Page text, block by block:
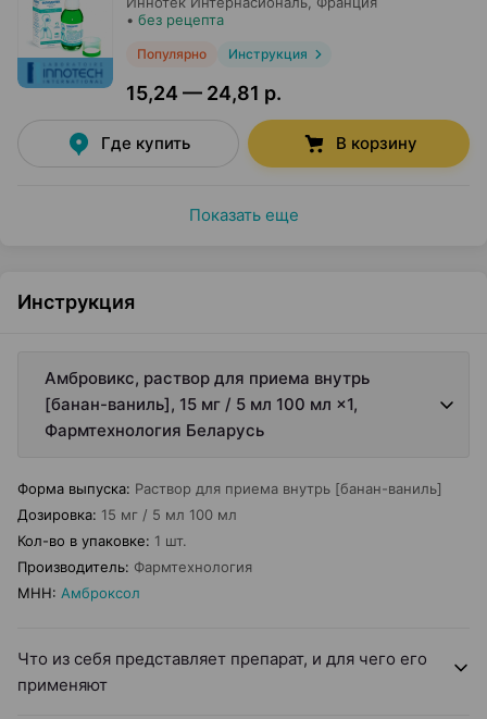
• без рецепта
Популярно Инструкция
15,24 — 24,81 р.
Где купить В корзину
Показать еще
Инструкция
Амбровикс, раствор для приема внутрь
[банан-ваниль], 15 мг / 5 мл 100 мл ×1,
Фармтехнология Беларусь
Форма выпуска: Раствор для приема внутрь [банан-ваниль]
Дозировка: 15 мг / 5 мл 100 мл
Кол-во в упаковке: 1 шт.
Производитель: Фармтехнология
МНН: Амброксол
Что из себя представляет препарат, и для чего его
применяют